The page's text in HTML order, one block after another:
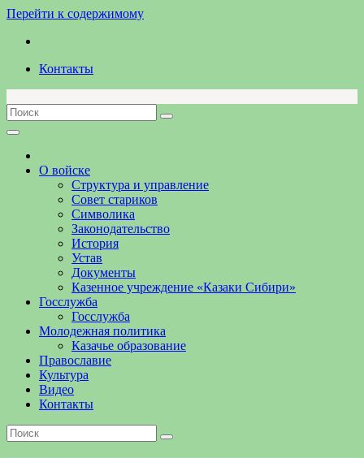
Перейти к содержимому
Контакты
О войске
Структура и управление
Совет стариков
Символика
Законодательство
История
Устав
Документы
Казенное учреждение «Казаки Сибири»
Госслужба
Госслужба
Молодежная политика
Казачье образование
Православие
Культура
Видео
Контакты